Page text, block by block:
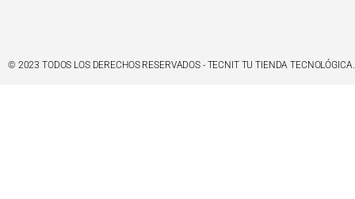
© 2023 TODOS LOS DERECHOS RESERVADOS - TECNIT TU TIENDA TECNOLÓGICA.